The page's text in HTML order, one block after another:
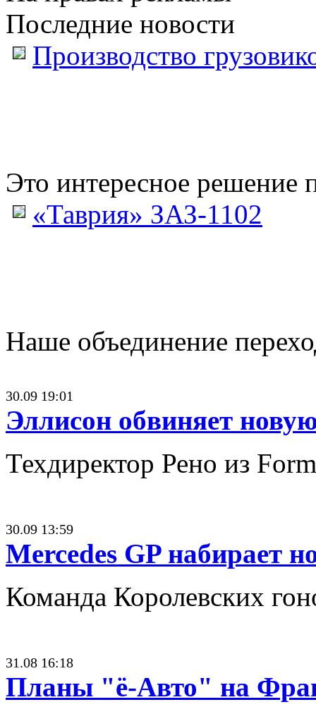
Последние новости
Производство
Это интересное решение
«Таврия» ЗАЗ-1102
Наше объединение
30.09 19:01
Эллисон обвиняет
Техдиректор Рено из
30.09 13:59
Mercedes GP набирает
Команда Королевских
31.08 16:18
Планы "ё-Авто" на